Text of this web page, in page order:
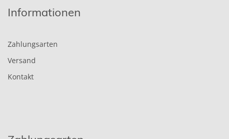
Informationen
Zahlungsarten
Versand
Kontakt